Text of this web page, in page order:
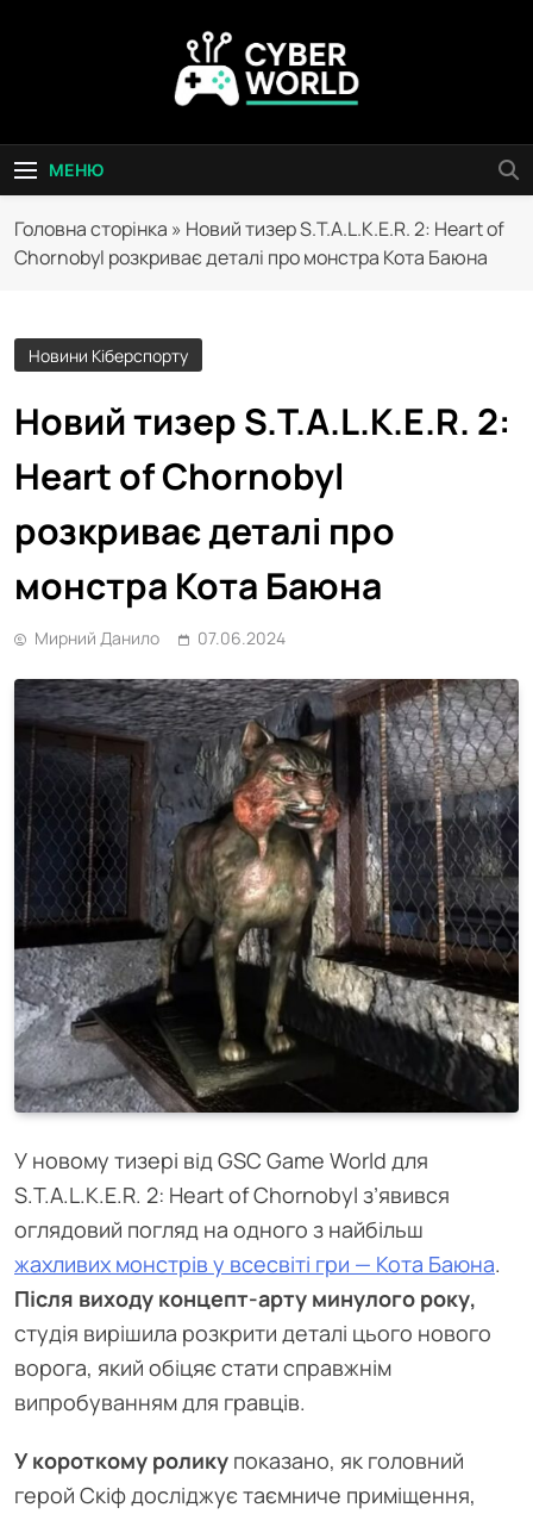
Сyber World
МЕНЮ
Головна сторінка » Новий тизер S.T.A.L.K.E.R. 2: Heart of
Chornobyl розкриває деталі про монстра Кота Баюна
Новини Кіберспорту
Новий тизер S.T.A.L.K.E.R. 2:
Heart of Chornobyl
розкриває деталі про
монстра Кота Баюна
Мирний Данило 07.06.2024
У новому тизері від GSC Game World для
S.T.A.L.K.E.R. 2: Heart of Chornobyl з’явився
оглядовий погляд на одного з найбільш
жахливих монстрів у всесвіті гри — Кота Баюна.
Після виходу концепт-арту минулого року,
студія вирішила розкрити деталі цього нового
ворога, який обіцяє стати справжнім
випробуванням для гравців.
У короткому ролику показано, як головний
герой Скіф досліджує таємниче приміщення,